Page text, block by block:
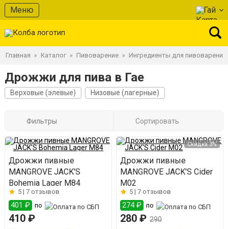
Меню Гай
Главная » Каталог » Пивоварение » Ингредиенты для пивоварения
Дрожжи для пива в Гае
Верховые (элевые) Низовые (лагерные)
Фильтры Сортировать
Дрожжи пивные
MANGROVE JACK'S
Bohemia Lager M84
5 | 7 отзывов
401 ₽ по
410 ₽
Скидка 3%
Дрожжи пивные
MANGROVE JACK'S Cider
M02
5 |7 отзывов
274 ₽ по
280 ₽ 290